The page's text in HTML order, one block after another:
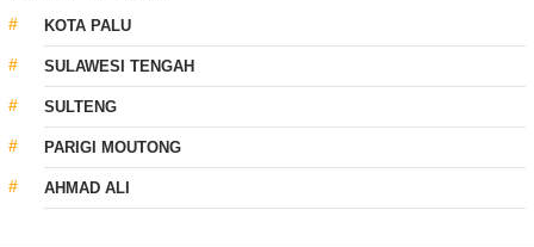
KOTA PALU
SULAWESI TENGAH
SULTENG
PARIGI MOUTONG
AHMAD ALI